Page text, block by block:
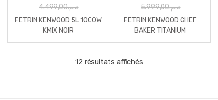
د.م.4.499,00
PETRIN KENWOOD 5L 1000W
KMIX NOIR
د.م.5.999,00
PETRIN KENWOOD CHEF
BAKER TITANIUM
12 résultats affichés